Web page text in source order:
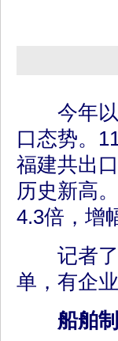
今年以
口态势。
福建共出
历史新高
4.3倍，增
记者了
单，有企
船舶制